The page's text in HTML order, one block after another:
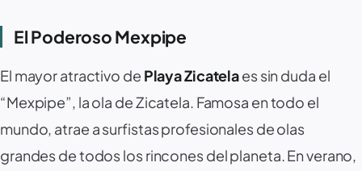
El Poderoso Mexpipe ‍️
El mayor atractivo de Playa Zicatelaes sin duda el
“Mexpipe”, la ola de Zicatela. Famosa en todo el
mundo, atrae a surfistas profesionales de olas
grandes de todos los rincones del planeta. En verano,